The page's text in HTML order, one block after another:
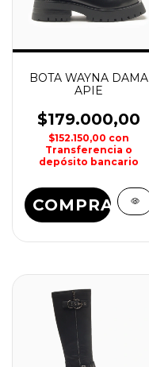
BOTA WAYNA DAMA
APIE
$179.000,00
$152.150,00 con
Transferencia o
depósito bancario
COMPRAR